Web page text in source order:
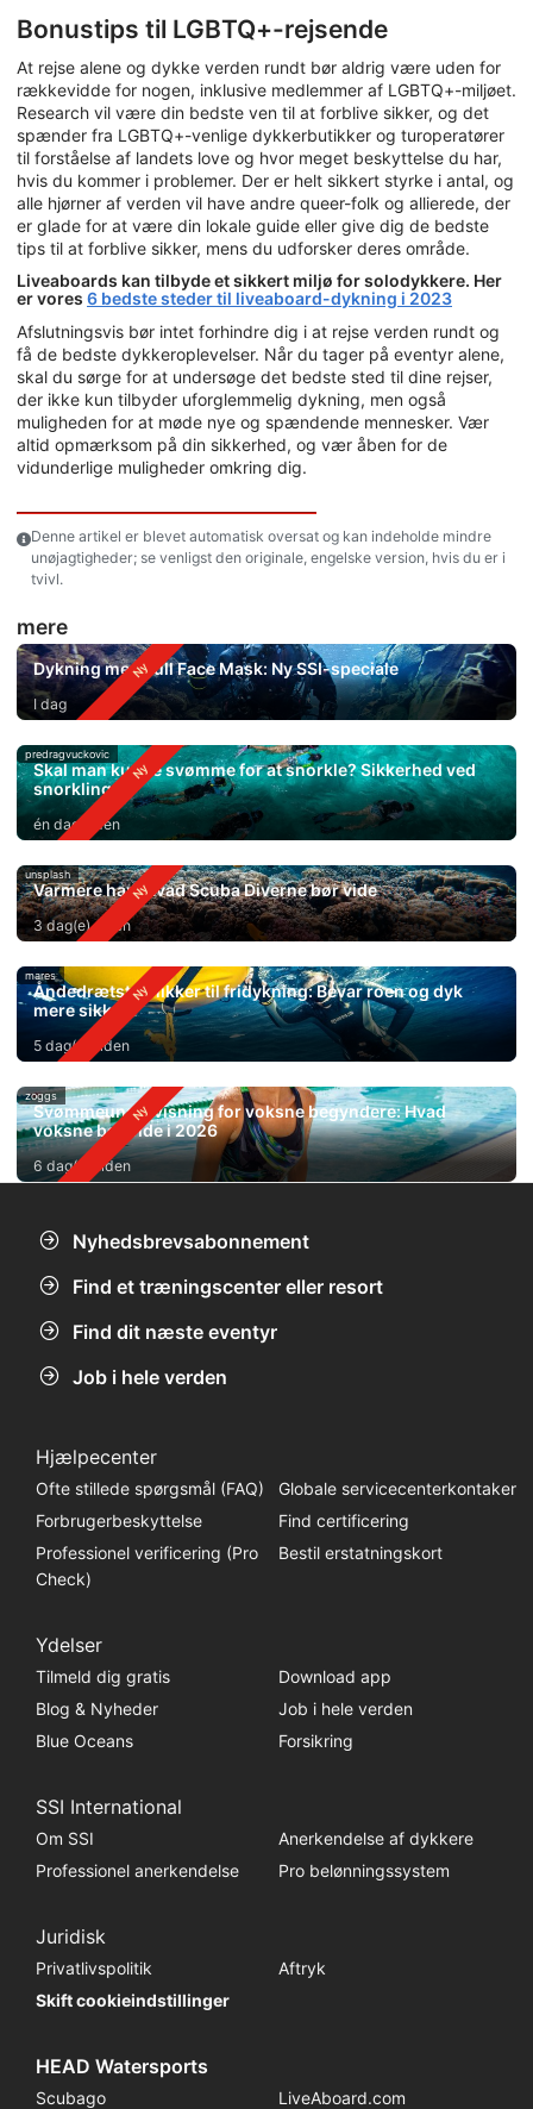
Bonustips til LGBTQ+-rejsende
At rejse alene og dykke verden rundt bør aldrig være uden for
rækkevidde for nogen, inklusive medlemmer af LGBTQ+-miljøet.
Research vil være din bedste ven til at forblive sikker, og det
spænder fra LGBTQ+-venlige dykkerbutikker og turoperatører
til forståelse af landets love og hvor meget beskyttelse du har,
hvis du kommer i problemer. Der er helt sikkert styrke i antal, og
alle hjørner af verden vil have andre queer-folk og allierede, der
er glade for at være din lokale guide eller give dig de bedste
tips til at forblive sikker, mens du udforsker deres område.
Liveaboards kan tilbyde et sikkert miljø for solodykkere. Her
er vores 6 bedste steder til liveaboard-dykning i 2023
Afslutningsvis bør intet forhindre dig i at rejse verden rundt og
få de bedste dykkeroplevelser. Når du tager på eventyr alene,
skal du sørge for at undersøge det bedste sted til dine rejser,
der ikke kun tilbyder uforglemmelig dykning, men også
muligheden for at møde nye og spændende mennesker. Vær
altid opmærksom på din sikkerhed, og vær åben for de
vidunderlige muligheder omkring dig.
Denne artikel er blevet automatisk oversat og kan indeholde mindre
unøjagtigheder; se venligst den originale, engelske version, hvis du er i
tvivl.
mere
Dykning med Full Face Mask: Ny SSI-speciale
I dag
predragvuckovic
Skal man kunne svømme for at snorkle? Sikkerhed ved
snorkling
én dag siden
unsplash
Varmere hav: Hvad Scuba Diverne bør vide
3 dag(e) siden
mares
Åndedrætsteknikker til fridykning: Bevar roen og dyk
mere sikkert
5 dag(e) siden
zoggs
Svømmeundervisning for voksne begyndere: Hvad
voksne bør vide i 2026
6 dag(e) siden
Nyhedsbrevsabonnement
Find et træningscenter eller resort
Find dit næste eventyr
Job i hele verden
Hjælpecenter
Ofte stillede spørgsmål (FAQ)
Globale servicecenterkontaker
Forbrugerbeskyttelse
Find certificering
Professionel verificering (Pro
Check)
Bestil erstatningskort
Ydelser
Tilmeld dig gratis
Download app
Blog & Nyheder
Job i hele verden
Blue Oceans
Forsikring
SSI International
Om SSI
Anerkendelse af dykkere
Professionel anerkendelse
Pro belønningssystem
Juridisk
Privatlivspolitik
Aftryk
Skift cookieindstillinger
HEAD Watersports
Scubago LiveAboard.com